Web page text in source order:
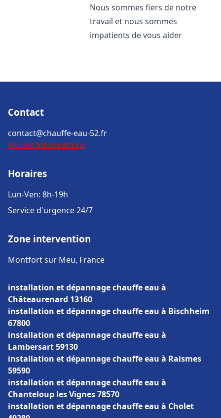
Nous sommes fiers de notre
travail et nous sommes
impatients de vous aider
Contact
contact@chauffe-eau-52.fr
Accueil Informations
Horaires
Lun-Ven: 8h-19h
Service d'urgence 24/7
Zone intervention
Montfort sur Meu, France
installation et dépannage chauffe eau à
Châteaurenard 13160
installation et dépannage chauffe eau à Bischheim
67800
installation et dépannage chauffe eau à
Lambersart 59130
installation et dépannage chauffe eau à Raismes
59590
installation et dépannage chauffe eau à
Chanteloup les Vignes 78570
installation et dépannage chauffe eau à Cholet